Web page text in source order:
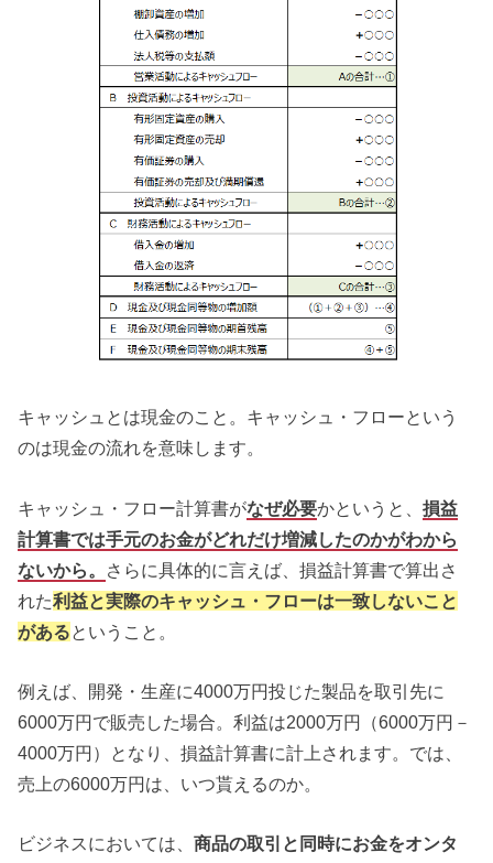
キャッシュとは現金のこと。キャッシュ・フローという
のは現金の流れを意味します。
キャッシュ・フロー計算書がなぜ必要かというと、損益
計算書では手元のお金がどれだけ増減したのかがわから
ないから。 さらに具体的に言えば、損益計算書で算出さ
れた利益と実際のキャッシュ・フローは一致しないこと
があるということ。
例えば、開発・生産に4000万円投じた製品を取引先に
6000万円で販売した場合。利益は2000万円（6000万円－
4000万円）となり、損益計算書に計上されます。では、
売上の6000万円は、いつ貰えるのか。
ビジネスにおいては、商品の取引と同時にお金をオンタ